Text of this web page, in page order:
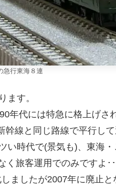
急行東海８連
ます。
年代には特急に格上げさ
線と同じ路線で平行し
い時代で(景気も)、東海
旅客運用でのみですよ･
ましたが2007年に廃止と